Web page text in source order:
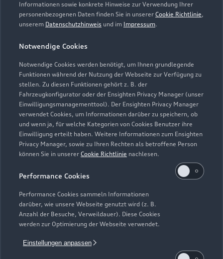
Informationen sowie konkrete Hinweise zur Verwendung Ihrer
personenbezogenen Daten finden Sie in unserer Cookie Richtlinie,
unserem Datenschutzhinweis und im Impressum.
Notwendige Cookies
Notwendige Cookies werden benötigt, um Ihnen grundlegende
Funktionen während der Nutzung der Webseite zur Verfügung zu
stellen. Zu diesen Funktionen gehört z. B. der
Fahrzeugkonfigurator oder der Ensighten Privacy Manager (unser
Einwilligungsmanagementtool). Der Ensighten Privacy Manager
verwendet Cookies, um Informationen darüber zu speichern, ob
und wenn ja, für welche Kategorien von Cookies Benutzer ihre
Einwilligung erteilt haben. Weitere Informationen zum Ensighten
Privacy Manager, sowie zu Ihren Rechten als betroffene Person
können Sie in unserer Cookie Richtlinie nachlesen.
Performance Cookies
Performance Cookies sammeln Informationen
darüber, wie unsere Webseite genutzt wird (z. B.
Anzahl der Besuche, Verweildauer). Diese Cookies
werden zur Optimierung der Webseite verwendet.
Einstellungen anpassen
0211 94462834
Kontaktdaten herunterladen
Öffnungszeiten
Verkauf
Geschlossen,öffnet amMontag 09:00
Geschlossen,öffnet amMontag 07:00
Teile- und Zubehörverkauf
Geschlossen
öffnet am